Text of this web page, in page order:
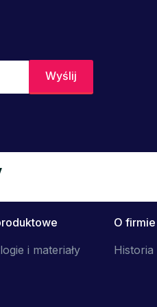
i materiały
O firmie
Historia